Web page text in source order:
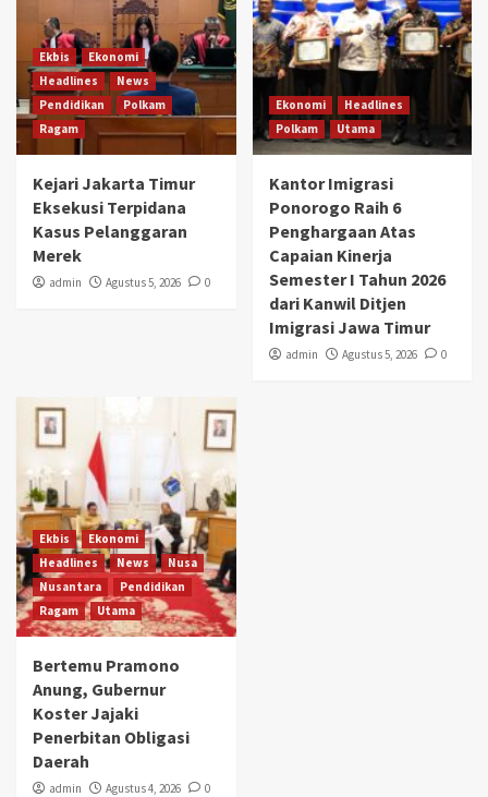
Ekbis
Ekonomi
Headlines
News
Pendidikan
Polkam
Ragam
Kejari Jakarta Timur
Eksekusi Terpidana
Kasus Pelanggaran
Merek
admin Agustus 5, 2026 0
Ekonomi
Headlines
Polkam
Utama
Kantor Imigrasi
Ponorogo Raih 6
Penghargaan Atas
Capaian Kinerja
Semester I Tahun 2026
dari Kanwil Ditjen
Imigrasi Jawa Timur
admin Agustus 5, 2026 0
Ekbis
Ekonomi
Headlines
News
Nusa
Nusantara
Pendidikan
Ragam
Utama
Bertemu Pramono
Anung, Gubernur
Koster Jajaki
Penerbitan Obligasi
Daerah
admin Agustus 4, 2026 0